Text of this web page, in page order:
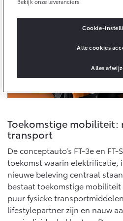
Toyota C-HR+
BATTERIJ-ELEKTRISCH
Vanaf € 37.995,-
10 jaar batterijgarantie
Toyota fabrieksgarantie
Onderdelen & Accessoires
Onderdelen
Accessoires
Connected
Connected Services
MyToyota login
MyToyota App
Abonnementen
Energie en slim laden
Toyota Hybride
Bedrijfswagens
Bedrijfswagens op maat
Toekomstige mobiliteit:
transport
De conceptauto’s FT-3e en
toekomst waarin elektrificatie,
nieuwe beleving centraal
bestaat toekomstige
puur fysieke
lifestylepartner zijn en nauw
Cookie-
Alles
Alle cookies